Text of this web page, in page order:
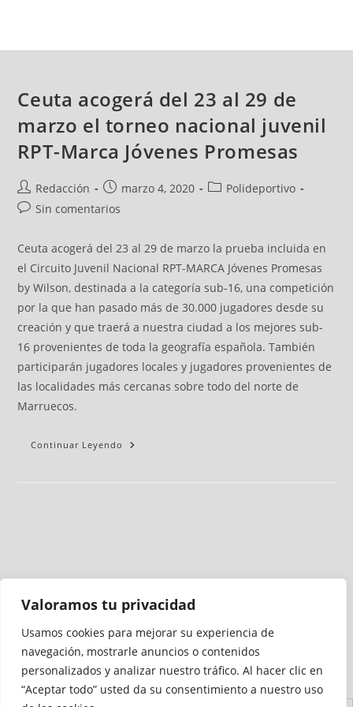
Valoramos tu privacidad
Usamos cookies para mejorar su experiencia de
navegación, mostrarle anuncios o contenidos
personalizados y analizar nuestro tráfico. Al hacer clic en
“Aceptar todo” usted da su consentimiento a nuestro uso
Ceuta acogerá del 23 al 29 de
marzo el torneo nacional juvenil
RPT-Marca Jóvenes Promesas
Redacción marzo 4, 2020
Polideportivo
Sin comentarios
Ceuta acogerá del 23 al 29 de marzo la prueba incluida en
el Circuito Juvenil Nacional RPT-MARCA Jóvenes Promesas
by Wilson, destinada a la categoría sub-16, una competición
por la que han pasado más de 30.000 jugadores desde su
creación y que traerá a nuestra ciudad a los mejores sub-
16 provenientes de toda la geografía española. También
participarán jugadores locales y jugadores provenientes de
las localidades más cercanas sobre todo del norte de
Marruecos.
Continuar Leyendo
Medio auditado por